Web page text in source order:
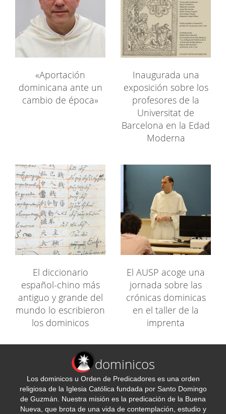
«Aportación
dominicana ante un
cambio de época»
Inaugurada una
exposición sobre los
profesores de la
Universitat de
Barcelona en la Edad
Moderna
El diccionario
español-chino más
antiguo y grande del
mundo lo escribieron
los dominicos
El AUSP acoge una
jornada sobre las
crónicas dominicas
en el taller de la
imprenta
dominicos
Los dominicos u Orden de Predicadores es una orden
religiosa de la Iglesia Católica fundada por Santo Domingo
de Guzmán. Nuestra misión es la predicación de la Buena
Nueva, que brota de una vida de contemplación, estudio y